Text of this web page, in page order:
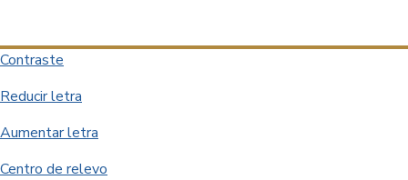
Contraste
Reducir letra
Aumentar letra
Centro de relevo